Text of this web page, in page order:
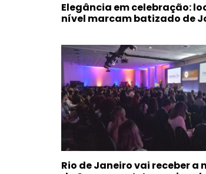
Elegância em celebração:
nível marcam batizado de
Rio de Janeiro vai receber a